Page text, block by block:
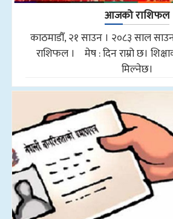
आजको राशिफल
काठमाडौँ, २१ साउन । २०८३ साल
राशिफल । मेष : दिन राम्रो छ।
मिल्नेछ।